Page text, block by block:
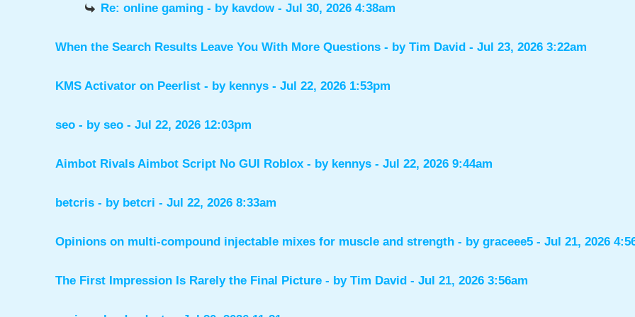
Re: online gaming - by kavdow- Jul 30, 2026 4:38am
When the Search Results Leave You With More Questions - by Tim David- Jul 23, 2026 3:22am
KMS Activator on Peerlist - by kennys- Jul 22, 2026 1:53pm
seo - by seo- Jul 22, 2026 12:03pm
Aimbot Rivals Aimbot Script No GUI Roblox - by kennys- Jul 22, 2026 9:44am
betcris - by betcri - Jul 22, 2026 8:33am
Opinions on multi-compound injectable mixes for muscle and strength - by graceee5- Jul 21, 2026
The First Impression Is Rarely the Final Picture - by Tim David- Jul 21, 2026 3:56am